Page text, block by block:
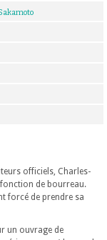
officiels, Charles-
fonction de bourreau.
forcé de prendre sa
un ouvrage de